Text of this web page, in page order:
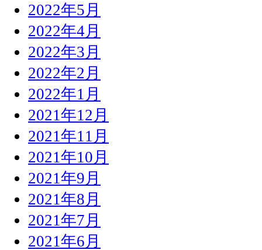
2022年5月
2022年4月
2022年3月
2022年2月
2022年1月
2021年12月
2021年11月
2021年10月
2021年9月
2021年8月
2021年7月
2021年6月